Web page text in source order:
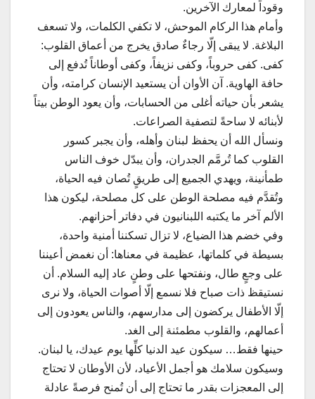
وقوداً لمعارك الآخرين.
وأمام هذا الركام الموحش، لا تكفي الكلمات، ولا تسعف
البلاغة. لا يبقى إلّا رجاءٌ صادق يخرج من أعماق القلوب:
كفى. كفى حروباً، وكفى نزيفاً، وكفى أوطاناً تُدفع إلى
حافة الهاوية. آن الأوان أن يستعيد الإنسان كرامته، وأن
يشعر بأن حياته أغلى من الحسابات، وأن يعود الوطن بيتاً
لأبنائه لا ساحةً لتصفية الصراعات.
ونسأل الله أن يحفظ لبنان وأهله، وأن يجبر كسور
القلوب كما تُرمَّم الجدران، وأن يبدّل خوف الناس
طمأنينة، ويهدي الجميع إلى طريقٍ تُصان فيه الحياة،
وتُقدَّم فيه مصلحة الوطن على كل مصلحة، ليكون هذا
الألم آخر ما يكتبه اللبنانيون في دفاتر أحزانهم.
وفي خضم هذا الضياع، لا تزال تسكننا أمنية واحدة،
بسيطة في كلماتها، عظيمة في معناها: أن نغمض أعيننا
على وجعٍ طال، ونفتحها على وطنٍ عاد إليه السلام. أن
نستيقظ ذات صباح فلا نسمع إلّا أصوات الحياة، ولا نرى
إلّا الأطفال يركضون إلى مدارسهم، والناس يعودون إلى
أعمالهم، والقلوب مطمئنة إلى الغد.
حينها فقط… سيكون عيد الدنيا كلِّها يوم عيدك، يا لبنان.
وسيكون سلامك هو أجمل الأعياد، لأن الأوطان لا تحتاج
إلى المعجزات بقدر ما تحتاج إلى أن تُمنح فرصةً عادلة